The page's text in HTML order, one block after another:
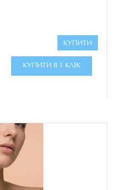
КУПИТИ
КУПИТИ В 1 КЛІК